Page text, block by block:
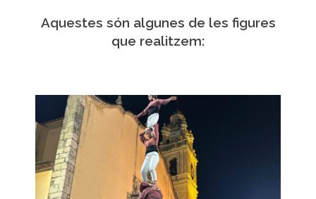
Aquestes són algunes de les figures
que realitzem: